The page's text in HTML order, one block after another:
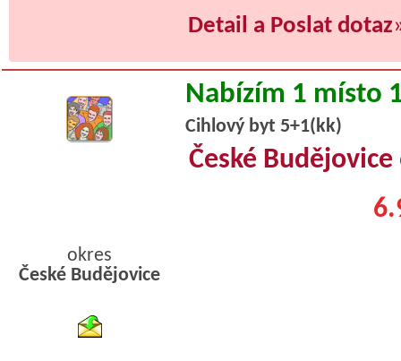
Detail a Poslat dotaz
Nabízím 1 místo
Cihlový byt 5+1(kk)
České Budějovice
okres
České Budějovice